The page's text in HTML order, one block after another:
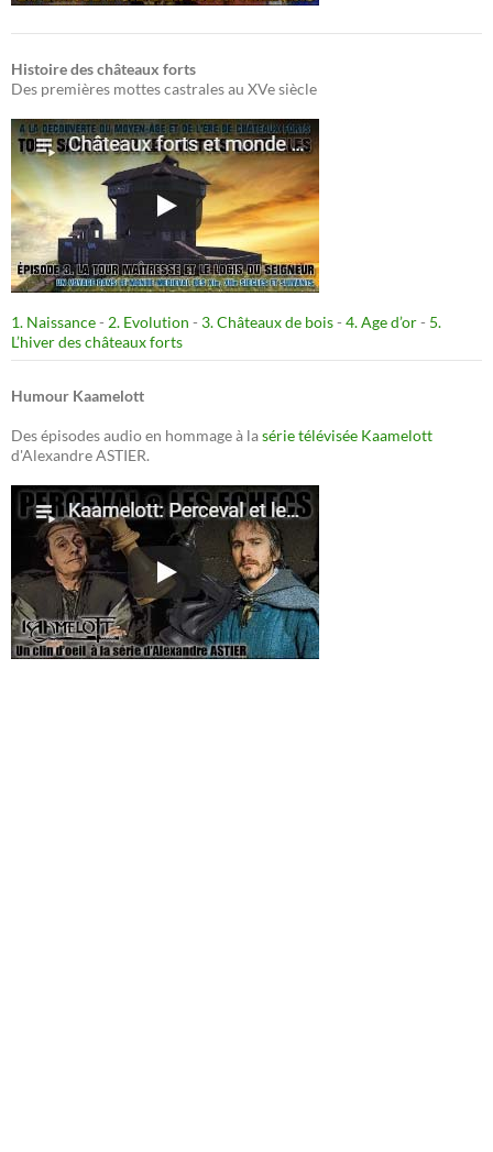
Histoire des châteaux forts
Des premières mottes castrales au XVe siècle
1. Naissance- 2. Evolution - 3. Châteaux de bois- 4. Age d’or- 5.
L’hiver des châteaux forts
Humour Kaamelott
Des épisodes audio en hommage à lasérie télévisée Kaamelott
d'Alexandre ASTIER.